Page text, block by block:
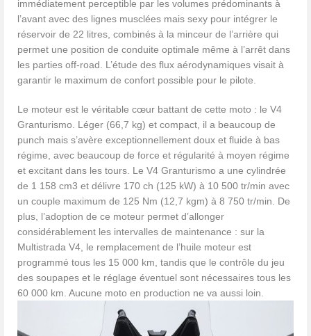
immédiatement perceptible par les volumes prédominants à
l’avant avec des lignes musclées mais sexy pour intégrer le
réservoir de 22 litres, combinés à la minceur de l’arrière qui
permet une position de conduite optimale même à l’arrêt dans
les parties off-road. L’étude des flux aérodynamiques visait à
garantir le maximum de confort possible pour le pilote.
Le moteur est le véritable cœur battant de cette moto : le V4
Granturismo. Léger (66,7 kg) et compact, il a beaucoup de
punch mais s’avère exceptionnellement doux et fluide à bas
régime, avec beaucoup de force et régularité à moyen régime
et excitant dans les tours. Le V4 Granturismo a une cylindrée
de 1 158 cm3 et délivre 170 ch (125 kW) à 10 500 tr/min avec
un couple maximum de 125 Nm (12,7 kgm) à 8 750 tr/min. De
plus, l’adoption de ce moteur permet d’allonger
considérablement les intervalles de maintenance : sur la
Multistrada V4, le remplacement de l’huile moteur est
programmé tous les 15 000 km, tandis que le contrôle du jeu
des soupapes et le réglage éventuel sont nécessaires tous les
60 000 km. Aucune moto en production ne va aussi loin.